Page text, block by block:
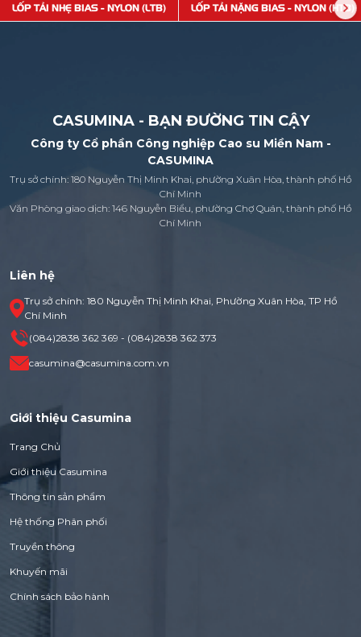
LỐP TẢI NHẸ BIAS - NYLON (LTB) LỐP TẢI NẶNG BIAS - NYLON (HTB)
CASUMINA - BẠN ĐƯỜNG TIN CẬY
Công ty Cổ phần Công nghiệp Cao su Miền Nam -
CASUMINA
Trụ sở chính: 180 Nguyễn Thị Minh Khai, phường Xuân Hòa, thành phố Hồ
Chí Minh
Văn Phòng giao dịch: 146 Nguyễn Biểu, phường Chợ Quán, thành phố Hồ
Chí Minh
Liên hệ
Trụ sở chính: 180 Nguyễn Thị Minh Khai, Phường Xuân Hòa, TP Hồ
Chí Minh
(084)2838 362 369 - (084)2838 362 373
casumina@casumina.com.vn
Giới thiệu Casumina
Trang Chủ
Giới thiệu Casumina
Thông tin sản phẩm
Hệ thống Phân phối
Truyền thông
Khuyến mãi
Chính sách bảo hành